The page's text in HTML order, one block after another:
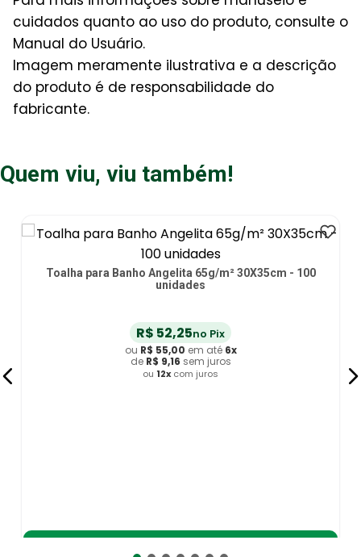
cuidados quanto ao uso do produto, consulte o
Manual do Usuário.
Imagem meramente ilustrativa e a descrição
do produto é de responsabilidade do
fabricante.
Quem viu, viu também!
Toalha para Banho Angelita 65g/m² 30X35cm - 100
unidades
R$ 52,25no Pix
ou R$ 55,00 em até 6x
de R$ 9,16 sem juros
ou 12x com juros